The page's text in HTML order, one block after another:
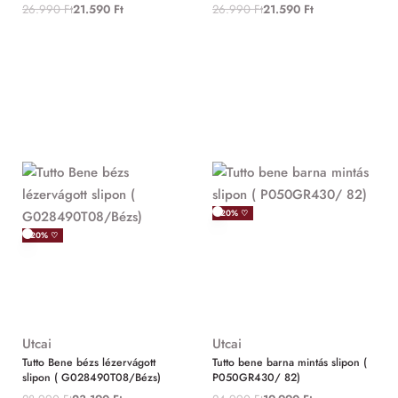
26.990Ft21.590 Ft 26.990Ft21.590 Ft
-20% ♡
Utcai
Tutto Bene bézs lézervágott
slipon ( G028490T08/Bézs)
-20% ♡
Utcai
Tutto bene barna mintás slipon (
P050GR430/ 82)